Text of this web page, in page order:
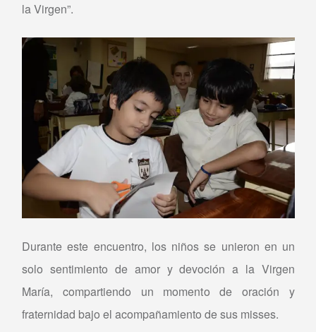
la Virgen”.
Durante este encuentro, los niños se unieron en un
solo sentimiento de amor y devoción a la Virgen
María, compartiendo un momento de oración y
fraternidad bajo el acompañamiento de sus misses.